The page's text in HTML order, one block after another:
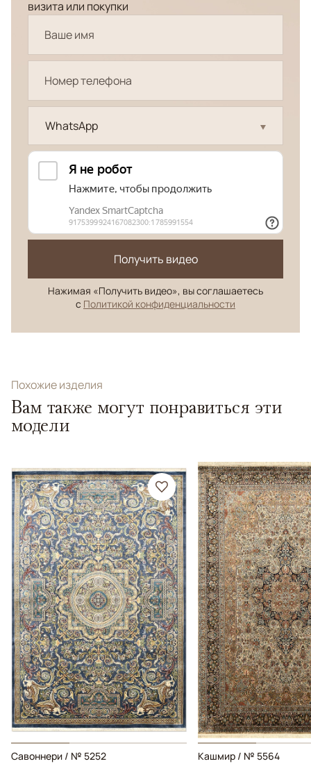
визита или покупки
WhatsApp
Получить видео
Нажимая «Получить видео», вы соглашаетесь
с Политикой конфиденциальности
Похожие изделия
Вам также могут понравиться эти
модели
Савоннери / № 5252
Кашмир / № 5564